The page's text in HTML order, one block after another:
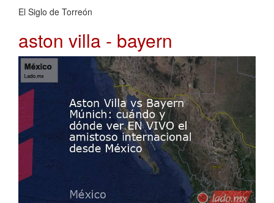
El Siglo de Torreón
aston villa - bayern